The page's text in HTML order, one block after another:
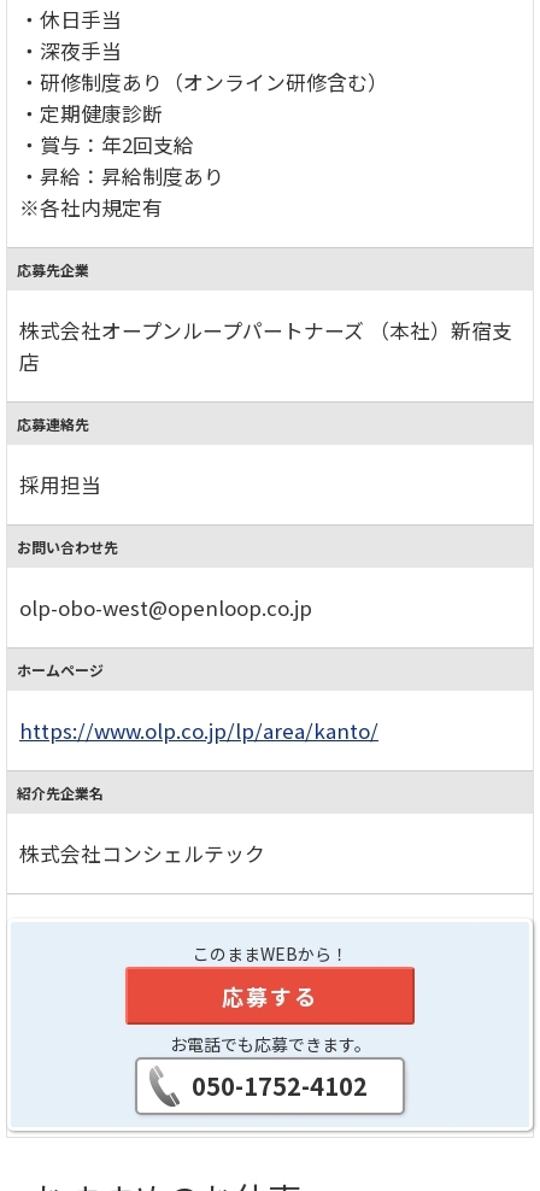
・休日手当
・深夜手当
・研修制度あり（オンライン研修含む）
・定期健康診断
・賞与：年2回支給
・昇給：昇給制度あり
※各社内規定有
応募先企業
株式会社オープンループパートナーズ （本社）新宿支
店
応募連絡先
採用担当
お問い合わせ先
olp-obo-west@openloop.co.jp
ホームページ
https://www.olp.co.jp/lp/area/kanto/
紹介先企業名
株式会社コンシェルテック
このままWEBから！
応募する
お電話でも応募できます。
050-1752-4102